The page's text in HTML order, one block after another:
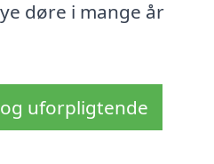
døre i mange år
uforpligtende